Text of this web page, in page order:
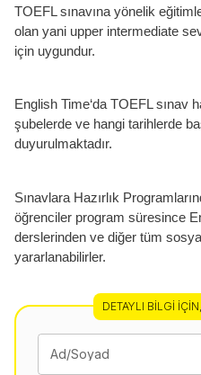
TOEFL sınavına yönelik
olan yani upper intermediate
için uygundur.
English Time‘da TOEFL sınav
şubelerde ve hangi tarihlerde
duyurulmaktadır.
Sınavlara Hazırlık
öğrenciler program süresince
derslerinden ve diğer tüm
yararlanabilirler.
DETAYLI BILGI İÇIN,
Ad/Soyad